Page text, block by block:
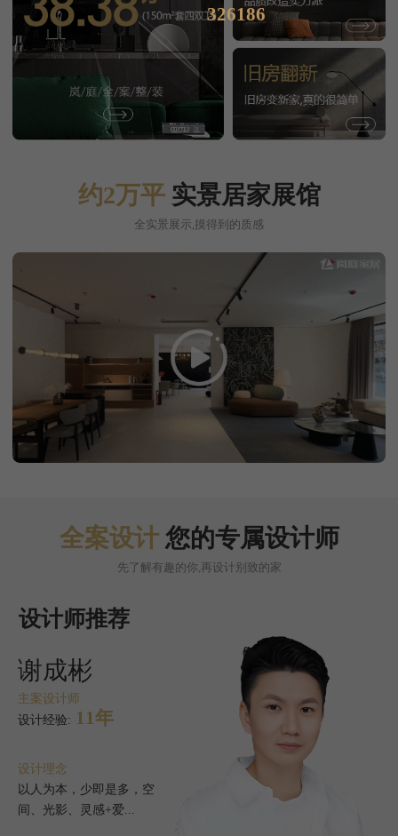
约2万平 实景居家展馆
全实景展示,摸得到的质感
全案设计 您的专属设计师
先了解有趣的你,再设计别致的家
设计师推荐
谢成彬
主案设计师
设计经验: 11年
设计理念
以人为本，少即是多，空
间、光影、灵感+爱...
232304